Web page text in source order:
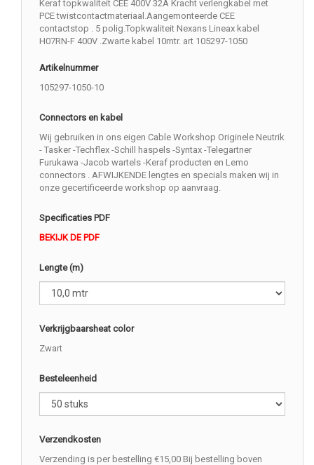
Keraf topkwaliteit CEE 400V 32A Kracht verlengkabel met
PCE twistcontactmateriaal.Aangemonteerde CEE
contactstop . 5 polig.Topkwaliteit Nexans Lineax kabel
H07RN-F 400V .Zwarte kabel 10mtr. art 105297-1050
Artikelnummer
105297-1050-10
Connectors en kabel
Wij gebruiken in ons eigen Cable Workshop Originele Neutrik
- Tasker -Techflex -Schill haspels -Syntax -Telegartner
Furukawa -Jacob wartels -Keraf producten en Lemo
connectors . AFWIJKENDE lengtes en specials maken wij in
onze gecertificeerde workshop op aanvraag.
Specificaties PDF
BEKIJK DE PDF
Lengte (m)
Verkrijgbaarsheat color
Zwart
Besteleenheid
Verzendkosten
Verzending is per bestelling €15,00 Bij bestelling boven